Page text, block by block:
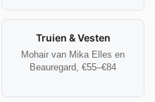
Truien & Vesten
Mohair van Mika Elles en
Beauregard, €55–€84